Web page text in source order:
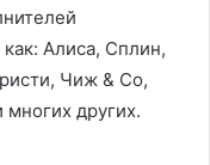
как: Алиса, Сплин,
Чиж & Co,
других.